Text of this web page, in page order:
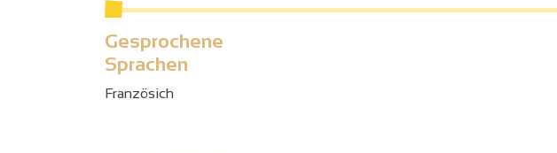
Gesprochene
Sprachen
Französich